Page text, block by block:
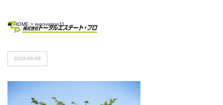
HOME > renovation11
2020-06-08